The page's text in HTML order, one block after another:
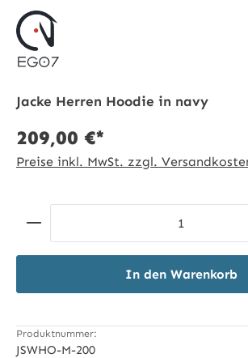
Jacke Herren Hoodie in navy
209,00 €*
Preise inkl. MwSt. zzgl.
Produkt Anzahl: Gib den
In den Warenkorb
Produktnummer:
JSWHO-M-200